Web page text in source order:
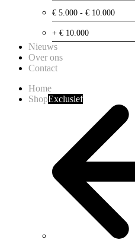
€ 5.000 - € 10.000
+ € 10.000
Nieuws
Over ons
Contact
Home
ShopExclusief